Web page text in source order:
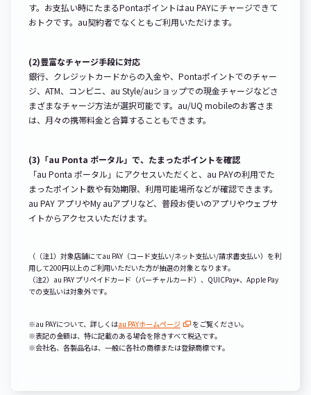
す。お支払い時にたまるPontaポイントはau PAYにチャージできて
おトクです。au契約者でなくともご利用いただけます。
(2)豊富なチャージ手段に対応
銀行、クレジットカードからの入金や、Pontaポイントでのチャー
ジ、ATM、コンビニ、au Style/auショップでの現金チャージなどさ
まざまなチャージ方法が選択可能です。au/UQ mobileのお客さま
は、月々の携帯料金と合算することもできます。
(3)「au Ponta ポータル」で、たまったポイントを確認
「au Ponta ポータル」にアクセスいただくと、au PAYの利用でた
まったポイント数や有効期限、利用可能場所などが確認できます。
au PAY アプリやMy auアプリなど、普段お使いのアプリやウェブサ
イトからアクセスいただけます。
（（注1）対象店舗にてau PAY（コード支払い/ネット支払い/請求書支払い）を利
用して200円以上のご利用いただいた方が抽選の対象となります。
（注2）au PAY プリペイドカード（バーチャルカード）、QUICPay+、Apple Pay
での支払いは対象外です。
※au PAYについて、詳しくはau PAYホームページ
をご覧ください。
※表記の金額は、特に記載のある場合を除きすべて税込です。
※会社名、各製品名は、一般に各社の商標または登録商標です。